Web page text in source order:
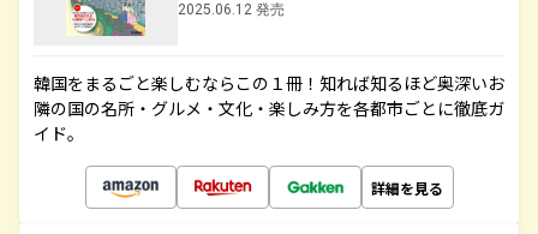
2025.06.12 発売
韓国をまるごと楽しむならこの１冊！知れば知るほど奥深いお
隣の国の名所・グルメ・文化・楽しみ方を各都市ごとに徹底ガ
イド。
詳細を見る